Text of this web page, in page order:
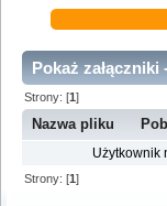
Pokaż
Strony: [1]
Nazwa pliku
Użytkownik
Strony: [1]